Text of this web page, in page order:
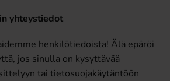
yhteystiedot
henkilötiedoista! Älä epäröi
jos sinulla on kysyttävää
tai tietosuojakäytäntöön